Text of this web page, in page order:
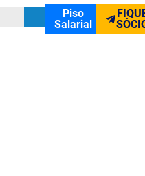
Piso
Salarial